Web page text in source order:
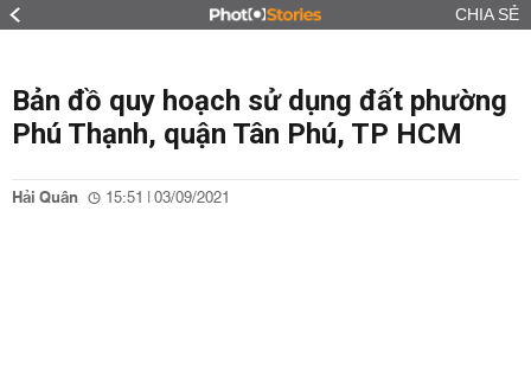
CHIA SẺ
Bản đồ quy hoạch sử dụng đất phường
Phú Thạnh, quận Tân Phú, TP HCM
Hải Quân 15:51 | 03/09/2021